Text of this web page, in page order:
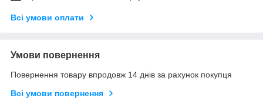
Всі умови оплати
Умови повернення
Повернення товару впродовж 14 днів за рахунок покупця
Всі умови повернення